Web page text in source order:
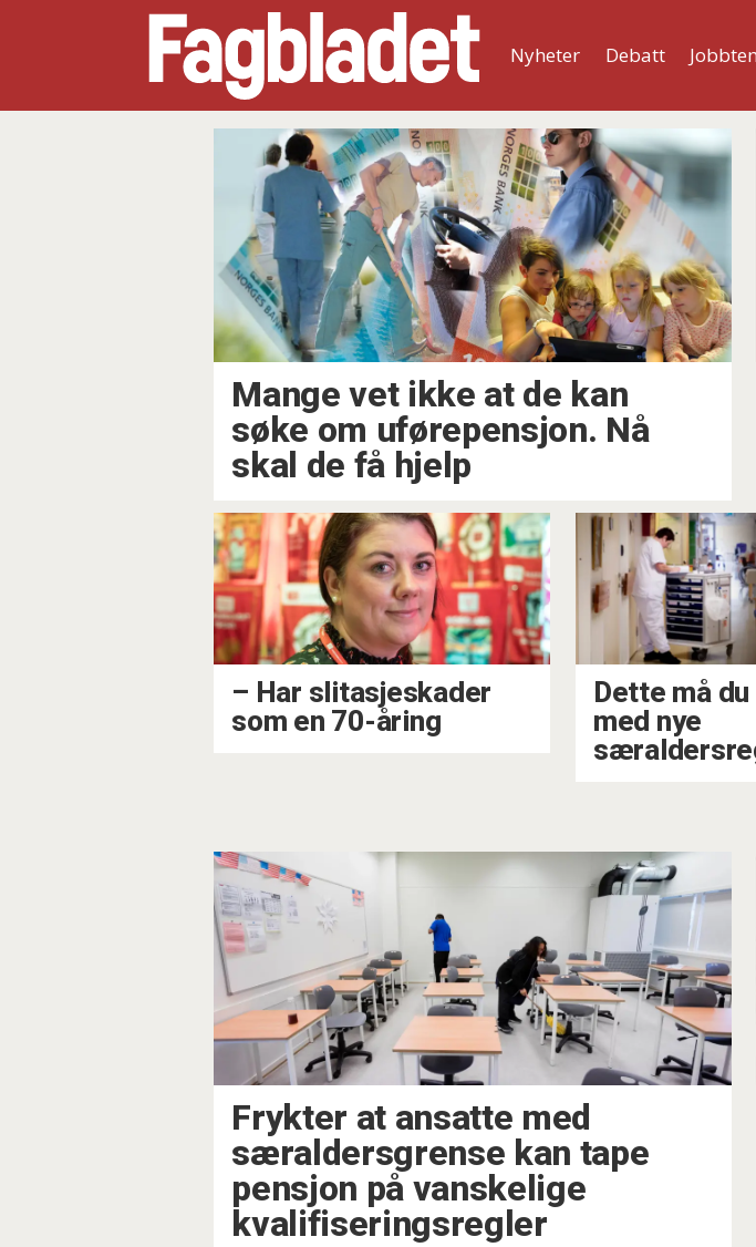
Nyheter Debatt
særaldersgrense
Mange vet ikke at de kan
søke om uførepensjon. Nå
skal de få hjelp
– Har slitasjeskader
som en 70-åring
Dette må
med nye
Frykter at ansatte med
særaldersgrense kan tape
pensjon på vanskelige
kvalifiseringsregler